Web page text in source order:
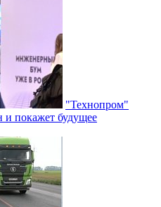
"Технопром"
и покажет будущее